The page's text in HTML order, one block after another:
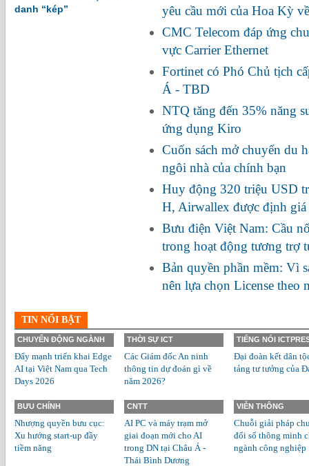
danh “kép”
yêu cầu mới của Hoa Kỳ
CMC Telecom đáp ứng
vực Carrier Ethernet
Fortinet có Phó Chủ tịch
Á - TBD
NTQ tăng đến 35% năng
ứng dụng Kiro
Cuốn sách mở chuyến du
ngôi nhà của chính bạn
Huy động 320 triệu USD
H, Airwallex được định
Bưu điện Việt Nam: Cầu
trong hoạt động tương trợ
Bản quyền phần mềm: Vì
nên lựa chọn License theo
TIN NỔI BẬT
CHUYỂN ĐỘNG NGÀNH
Đẩy mạnh triển khai Edge
AI tại Việt Nam qua Tech
Days 2026
THỜI SỰ ICT
Các Giám đốc An ninh
thông tin dự đoán gì về
năm 2026?
TIẾNG NÓI
Đại đoàn kết dân
tảng tư tưởng của
BƯU CHÍNH
Nhượng quyền bưu cục:
Xu hướng start-up đầy
tiềm năng
CNTT
AI PC và máy trạm mở
giai đoạn mới cho AI
trong DN tại Châu Á -
Thái Bình Dương
VIỄN THÔNG
Chuỗi giải pháp
đổi số thông minh
ngành công nghiệp